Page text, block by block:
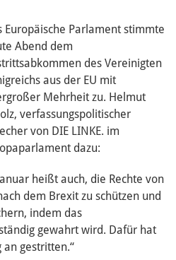
(EP)
Europäische Parlament stimmte
Abend dem
des Vereinigten
aus der EU mit
Mehrheit zu. Helmut
verfassungspolitischer
von DIE LINKE. im
dazu:
heißt auch, die Rechte von
dem Brexit zu schützen und
indem das
gewahrt wird. Dafür hat
an gestritten.“